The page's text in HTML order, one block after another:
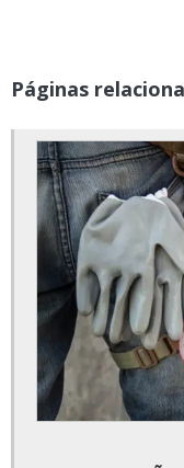
Empresa de elaboração
Empresa de instalação
Empresa de instalação
Empresa de instalação
Empresa de limpeza ar
Empresa de manutenção
Empresa de
Empresa de manutenção
Páginas